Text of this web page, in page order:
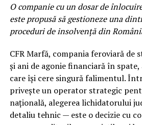
O companie cu un dosar de
este propusă să gestioneze una
proceduri de insolvență din
CFR Marfă, compania feroviară de
și ani de agonie financiară în
care își cere singură falimentul.
privește un operator strategic
națională, alegerea lichidatorului
detaliu tehnic — este o decizie cu